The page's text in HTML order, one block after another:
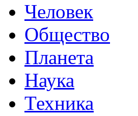
Человек
Общество
Планета
Наука
Техника